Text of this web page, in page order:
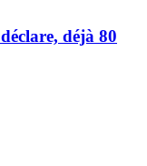
déjà 80